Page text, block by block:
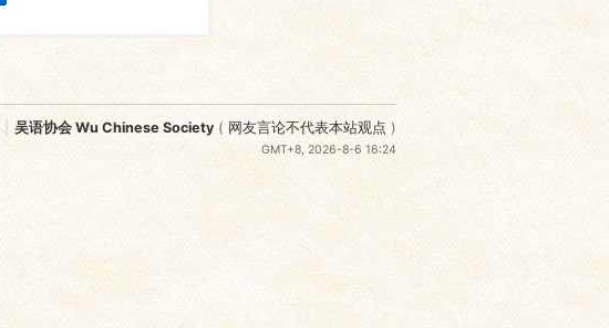
吴语协会 Wu Chinese Society ( 网友言论不代表本站观点 )
GMT+8, 2026-8-6 16:24